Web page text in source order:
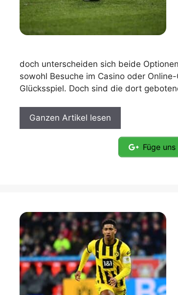
doch unterscheiden sich beide
sowohl Besuche im Casino oder
Glücksspiel. Doch sind die dort
Ganzen Artikel lesen
Füge